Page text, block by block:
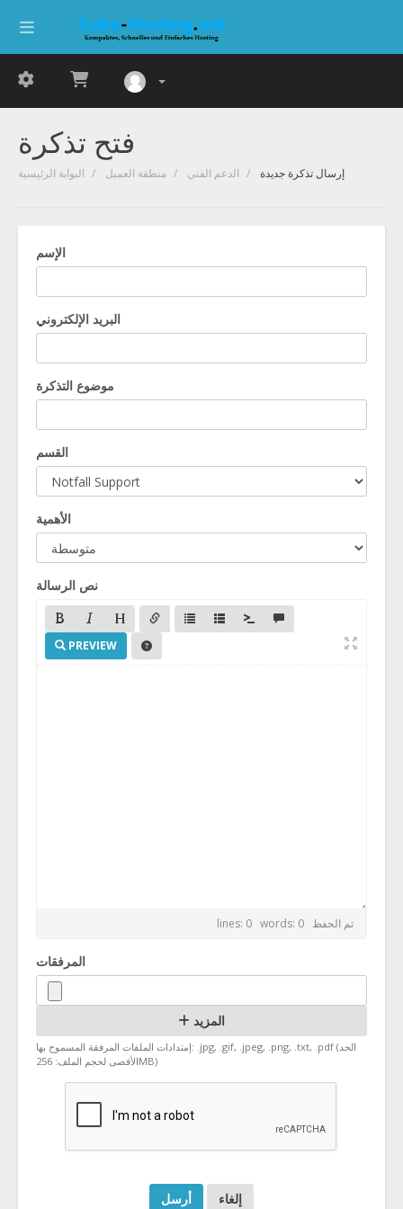
فتح تذكرة
البوابة الرئيسية منطقة العميل الدعم الفني إرسال تذكرة جديدة
الإسم
البريد الإلكتروني
موضوع التذكرة
القسم
الأهمية
نص الرسالة
PREVIEW
lines: 0 words: 0 تم الحفظ
المرفقات
المزيد
إمتدادات الملفات المرفقة المسموح بها: .jpg, .gif, .jpeg, .png, .txt, .pdf (الحد
الأقصى لحجم الملف: 256MB)
إلغاء